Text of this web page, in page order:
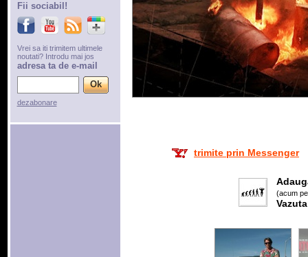
trimite prin Messenger
(acum
Vazuta
Fii sociabil!
Vrei sa iti trimitem ultimele
noutati? Introdu mai jos
adresa ta de e-mail
dezabonare